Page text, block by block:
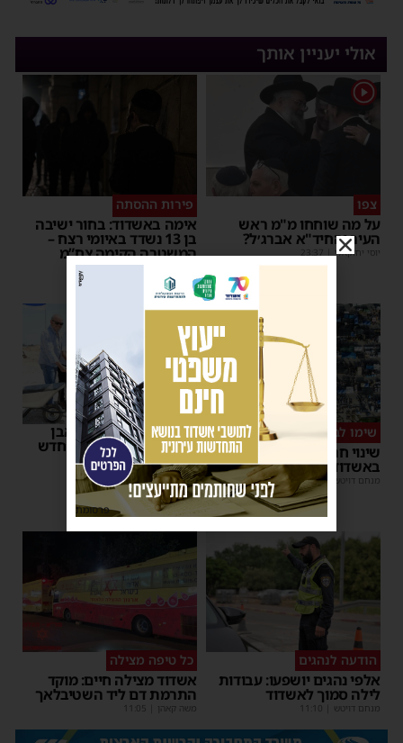
אולי יעניין אותך
1
צפו
על מה שוחחו מ"מ ראש
העיר והחיד"א אברג׳ל?
יוסי יחזקאלי 23:37
פירות ההסתה
אימה באשדוד: בחור ישיבה
בן 13 נשדד באיומי רצח –
המשטרה הקימה צח”מ
|
22:32
שימו לב
שינוי חריג במועד השוק
באשדוד – זה התאריך החדש
מנחם דויטש |
16:07
רשות המסים הניחה אבן
פינה למתקן הבידוק החדש
בבית המכס אשדוד
משה קאהן |
15:37
הודעה לנהגים
אלפי נהגים יושפעו: עבודות
לילה סמוך לאשדוד
מנחם דויטש 11:10
כל טיפה מצילה
אשדוד מצילה חיים: מוקד
התרמת דם ליד השטיבלאך
משה קאהן 11:05
פרסומת